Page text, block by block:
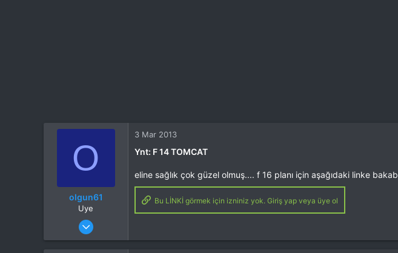
O
olgun61
Uye
Mesajlar
Tepkime puanı
0
3 Mar 2013
Ynt: F 14 TOMCAT
eline sağlık çok güzel olmuş.... f 16 planı için aşağıdaki linke
Bu LİNKİ görmek için izniniz yok. Giriş yap veya üye ol